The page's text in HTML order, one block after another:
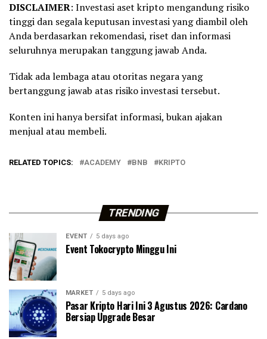
DISCLAIMER: Investasi aset kripto mengandung risiko
tinggi dan segala keputusan investasi yang diambil oleh
Anda berdasarkan rekomendasi, riset dan informasi
seluruhnya merupakan tanggung jawab Anda.
Tidak ada lembaga atau otoritas negara yang
bertanggung jawab atas risiko investasi tersebut.
Konten ini hanya bersifat informasi, bukan ajakan
menjual atau membeli.
RELATED TOPICS: ACADEMY BNB KRIPTO
TRENDING
EVENT 5 days ago
Event Tokocrypto Minggu Ini
MARKET 5 days ago
Pasar Kripto Hari Ini 3 Agustus 2026: Cardano
Bersiap Upgrade Besar